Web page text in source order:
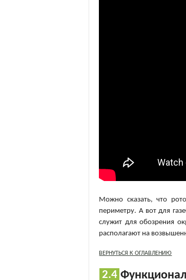
Можно сказать, что
периметру. А вот для
служит для обозрения
располагают на
ВЕРНУТЬСЯ К ОГЛАВЛЕНИЮ